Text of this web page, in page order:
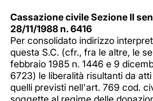
Cassazione civile Sezione II
28/11/1988 n. 6416
Per consolidato indirizzo
questa S.C. (cfr., fra le altre, le
febbraio 1985 n. 1446 e 9
6723) le liberalità risultanti da
quelli previsti nell'art. 769 cod.